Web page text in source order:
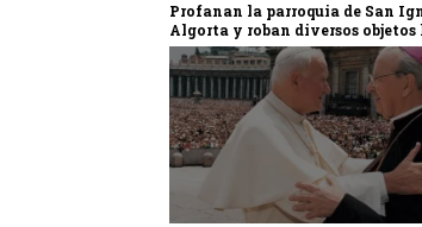
Profanan la parroquia de San
Algorta y roban diversos